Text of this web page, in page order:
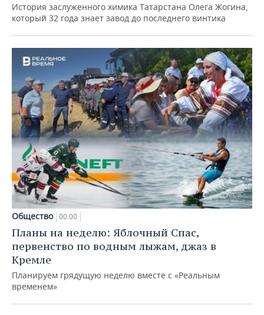
История заслуженного химика Татарстана Олега Жогина,
который 32 года знает завод до последнего винтика
Общество 00:00
Планы на неделю: Яблочный Спас,
первенство по водным лыжам, джаз в
Кремле
Планируем грядущую неделю вместе с «Реальным
временем»